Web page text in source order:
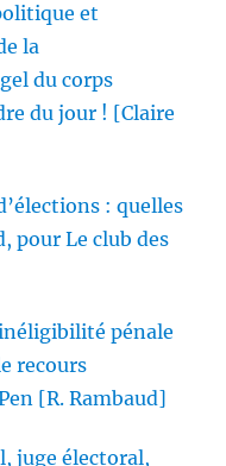
et
la
du corps
du jour ! [Claire
: quelles
pour Le club des
pénale
recours
[R. Rambaud]
juge électoral,